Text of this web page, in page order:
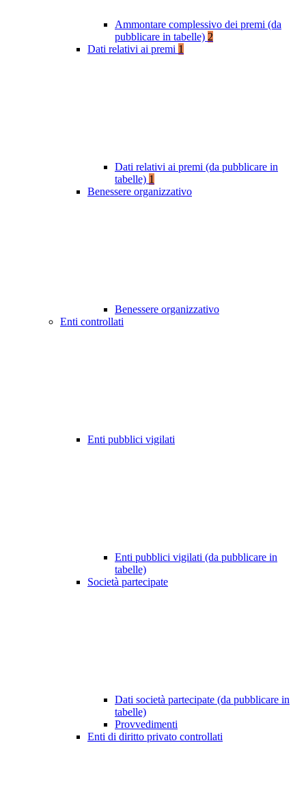
Ammontare complessivo dei premi (da
pubblicare in tabelle) 2
Dati relativi ai premi 1
Dati relativi ai premi (da pubblicare in
tabelle) 1
Benessere organizzativo
Benessere organizzativo
Enti controllati
Enti pubblici vigilati
Enti pubblici vigilati (da pubblicare in
tabelle)
Società partecipate
Dati società partecipate (da pubblicare in
tabelle)
Provvedimenti
Enti di diritto privato controllati